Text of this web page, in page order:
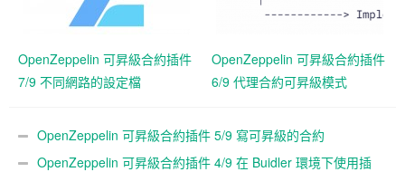
OpenZeppelin 可昇級合約插件
7/9 不同網路的設定檔
OpenZeppelin 可昇級合約插件
6/9 代理合約可昇級模式
OpenZeppelin 可昇級合約插件 5/9 寫可昇級的合約
OpenZeppelin 可昇級合約插件 4/9 在 Buidler 環境下使用插